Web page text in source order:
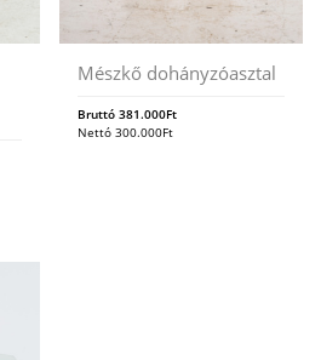
Mészkő dohányzóasztal
Bruttó381.000Ft
Nettó300.000Ft